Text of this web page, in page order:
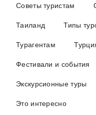
Советы туристам
Таиланд
Типы
Турагентам
Фестивали и события
Экскурсионные туры
Это интересно